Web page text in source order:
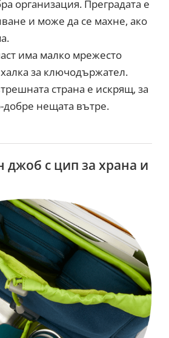
организация. Преградата е
и може да се махне, ако
има малко мрежесто
за ключодържател.
страна е искрящ, за
добре нещата вътре.
джоб с цип за храна и